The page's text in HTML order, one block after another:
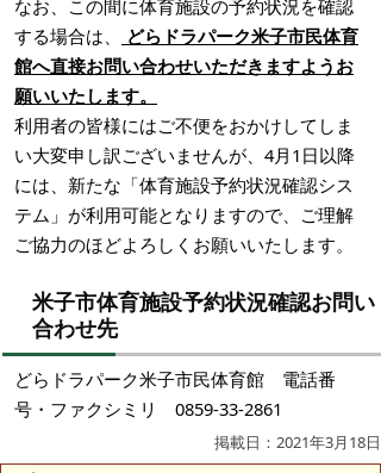
なお、この間に体育施設の予約状況を確認
する場合は、
どらドラパーク米子市民体育
館へ直接お問い合わせいただきますようお
願いいたします。
利用者の皆様にはご不便をおかけしてしま
い大変申し訳ございませんが、4月1日以降
には、新たな「体育施設予約状況確認シス
テム」が利用可能となりますので、ご理解
ご協力のほどよろしくお願いいたします。
米子市体育施設予約状況確認お問い
合わせ先
どらドラパーク米子市民体育館 電話番
号・ファクシミリ 0859-33-2861
掲載日：2021年3月18日